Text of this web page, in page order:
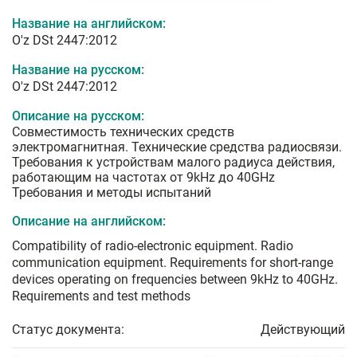
Название на английском:
O'z DSt 2447:2012
Название на русском:
O'z DSt 2447:2012
Описание на русском:
Совместимость технических средств
электромагнитная. Технические средства радиосвязи.
Требования к устройствам малого радиуса действия,
работающим на частотах от 9kHz до 40GHz
Требования и методы испытаний
Описание на английском:
Compatibility of radio-electronic equipment. Radio
communication equipment. Requirements for short-range
devices operating on frequencies between 9kHz to 40GHz.
Requirements and test methods
Статус документа: Действующий